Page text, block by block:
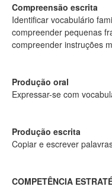
Compreensão escrita
Identificar vocabulário
compreender pequenas
compreender instruções
Produção oral
Expressar-se com
Produção escrita
Copiar e escrever
COMPETÊNCIA